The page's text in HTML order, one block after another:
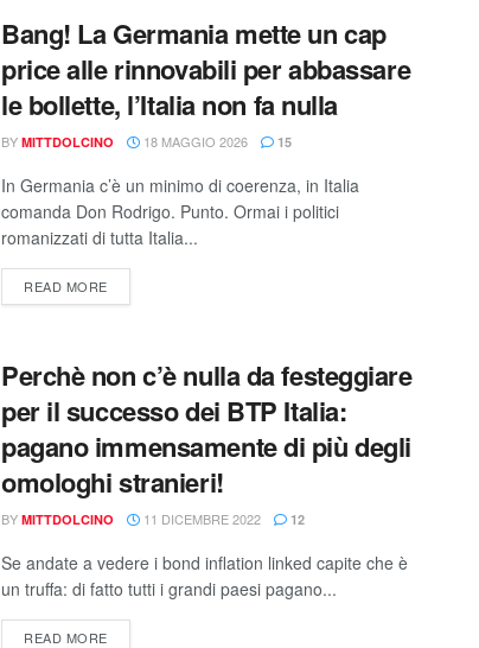
Bang! La Germania mette un cap
price alle rinnovabili per abbassare
le bollette, l’Italia non fa nulla
BY MITTDOLCINO 18 MAGGIO 2026 15
In Germania c’è un minimo di coerenza, in Italia
comanda Don Rodrigo. Punto. Ormai i politici
romanizzati di tutta Italia...
READ MORE
Perchè non c’è nulla da festeggiare
per il successo dei BTP Italia:
pagano immensamente di più degli
omologhi stranieri!
BY MITTDOLCINO 11 DICEMBRE 2022 12
Se andate a vedere i bond inflation linked capite che è
un truffa: di fatto tutti i grandi paesi pagano...
READ MORE